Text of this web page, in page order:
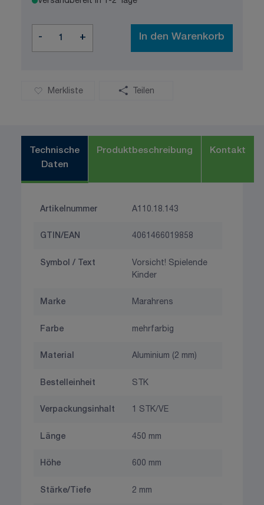
- + In den Warenkorb
Merkliste Teilen
Technische
Daten
Produktbeschreibung Kontakt
Artikelnummer A110.18.143
GTIN/EAN 4061466019858
Symbol / Text
Vorsicht! Spielende
Kinder
Marke Marahrens
Farbe mehrfarbig
Material Aluminium (2 mm)
Bestelleinheit STK
Verpackungsinhalt 1 STK/VE
Länge 450 mm
Höhe 600 mm
Stärke/Tiefe 2 mm